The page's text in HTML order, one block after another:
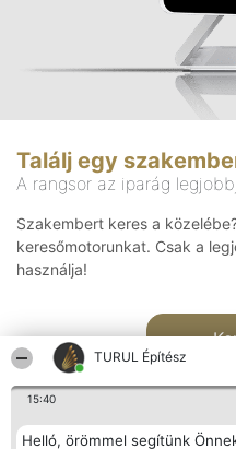
TURUL Építész
15:40
Helló, örömmel segítünk
Találj egy
A rangsor az iparág
Szakembert keres a
keresőmotorunkat. Csak a
használja!